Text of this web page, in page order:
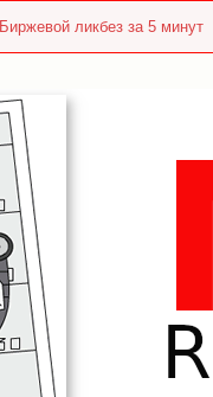
Биржевой ликбез за 5 минут